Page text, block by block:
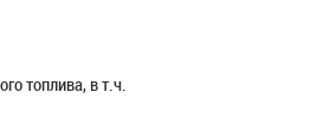
топлива, в т.ч.